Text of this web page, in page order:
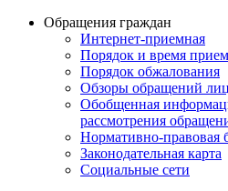
Обращения граждан
Интернет-приемная
Порядок и время
Порядок обжалования
Обзоры обращений лиц
Обобщенная
рассмотрения
Нормативно-правовая
Законодательная карта
Социальные сети